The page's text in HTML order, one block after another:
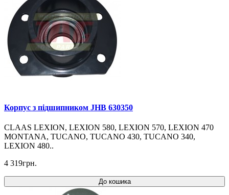
Корпус з підшипником JHB 630350
CLAAS LEXION, LEXION 580, LEXION 570, LEXION 470
MONTANA, TUCANO, TUCANO 430, TUCANO 340,
LEXION 480..
4 319грн.
До кошика